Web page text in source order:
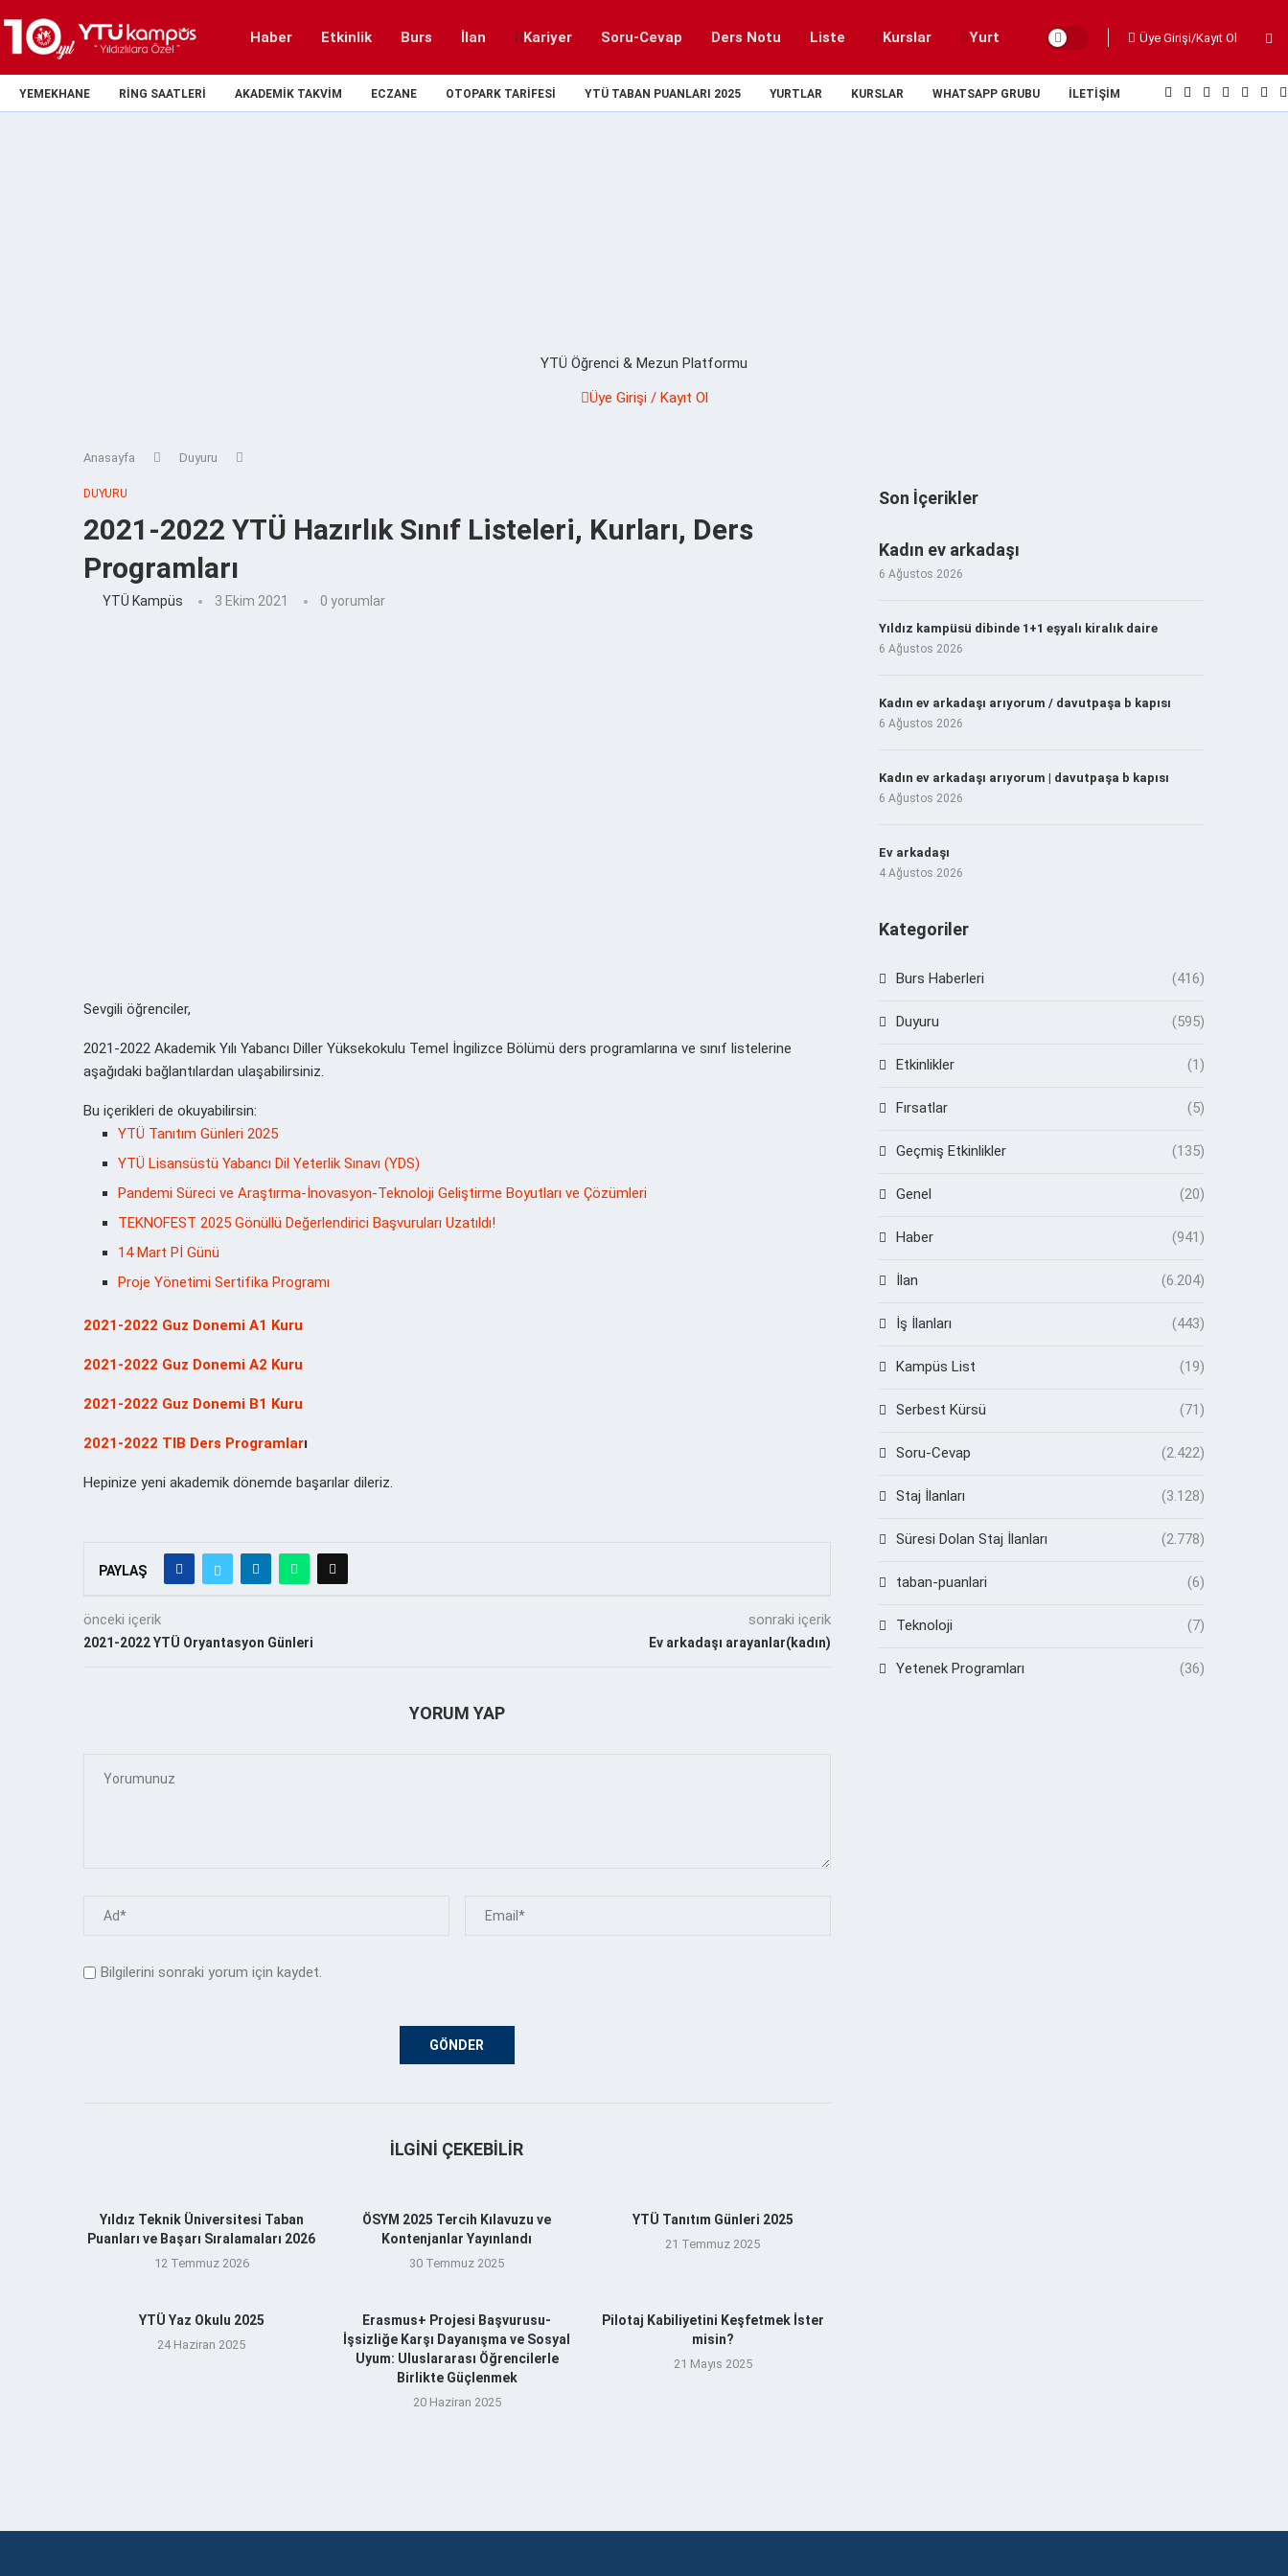
Haber Etkinlik Burs İlan Kariyer Soru-Cevap Ders Notu Liste Kurslar Yurt Üye Girişi/Kayıt Ol
YEMEKHANE RING SAATLERI AKADEMIK TAKVIM ECZANE OTOPARK TARIFESI YTÜ TABAN PUANLARI 2025 YURTLAR KURSLAR WHATSAPP GRUBU İLETIŞIM
YTÜ Öğrenci & Mezun Platformu
Üye Girişi / Kayıt Ol
Anasayfa Duyuru
DUYURU
2021-2022 YTÜ Hazırlık Sınıf Listeleri, Kurları, Ders
Programları
YTÜ Kampüs 3 Ekim 2021 0 yorumlar
Sevgili öğrenciler,
2021-2022 Akademik Yılı Yabancı Diller Yüksekokulu Temel İngilizce Bölümü ders programlarına ve sınıf listelerine
aşağıdaki bağlantılardan ulaşabilirsiniz.
Bu içerikleri de okuyabilirsin:
YTÜ Tanıtım Günleri 2025
YTÜ Lisansüstü Yabancı Dil Yeterlik Sınavı (YDS)
Pandemi Süreci ve Araştırma-İnovasyon-Teknoloji Geliştirme Boyutları ve Çözümleri
TEKNOFEST 2025 Gönüllü Değerlendirici Başvuruları Uzatıldı!
14 Mart Pİ Günü
Proje Yönetimi Sertifika Programı
2021-2022 Guz Donemi A1 Kuru
2021-2022 Guz Donemi A2 Kuru
2021-2022 Guz Donemi B1 Kuru
2021-2022 TIB Ders Programları
Hepinize yeni akademik dönemde başarılar dileriz.
PAYLAŞ
önceki içerik
2021-2022 YTÜ Oryantasyon Günleri
sonraki içerik
Ev arkadaşı arayanlar(kadın)
YORUM YAP
Bilgilerini sonraki yorum için kaydet.
İLGINI ÇEKEBILIR
Yıldız Teknik Üniversitesi Taban
Puanları ve Başarı Sıralamaları 2026
12 Temmuz 2026
ÖSYM 2025 Tercih Kılavuzu ve
Kontenjanlar Yayınlandı
30 Temmuz 2025
YTÜ Tanıtım Günleri 2025
21 Temmuz 2025
YTÜ Yaz Okulu 2025
24 Haziran 2025
Erasmus+ Projesi Başvurusu-
İşsizliğe Karşı Dayanışma ve Sosyal
Uyum: Uluslararası Öğrencilerle
Birlikte Güçlenmek
20 Haziran 2025
Pilotaj Kabiliyetini Keşfetmek İster
misin?
21 Mayıs 2025
Son İçerikler
Kadın ev arkadaşı
6 Ağustos 2026
Yıldız kampüsü dibinde 1+1 eşyalı kiralık daire
6 Ağustos 2026
Kadın ev arkadaşı arıyorum / davutpaşa b kapısı
6 Ağustos 2026
Kadın ev arkadaşı arıyorum | davutpaşa b kapısı
6 Ağustos 2026
Ev arkadaşı
4 Ağustos 2026
Kategoriler
Burs Haberleri (416)
Duyuru (595)
Etkinlikler (1)
Fırsatlar (5)
Geçmiş Etkinlikler (135)
Genel (20)
Haber (941)
İlan (6.204)
İş İlanları (443)
Kampüs List (19)
Serbest Kürsü (71)
Soru-Cevap (2.422)
Staj İlanları (3.128)
Süresi Dolan Staj İlanları (2.778)
taban-puanlari (6)
Teknoloji (7)
Yetenek Programları (36)